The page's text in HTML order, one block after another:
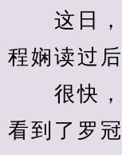
这日，
程娴读过
很快，
看到了罗